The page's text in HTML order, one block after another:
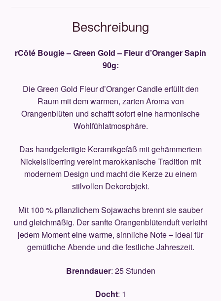
Beschreibung
rCôté Bougie – Green Gold – Fleur d’Oranger Sapin
90g:
Die Green Gold Fleur d’Oranger Candle erfüllt den
Raum mit dem warmen, zarten Aroma von
Orangenblüten und schafft sofort eine harmonische
Wohlfühlatmosphäre.
Das handgefertigte Keramikgefäß mit gehämmertem
Nickelsilberring vereint marokkanische Tradition mit
modernem Design und macht die Kerze zu einem
stilvollen Dekorobjekt.
Mit 100 % pflanzlichem Sojawachs brennt sie sauber
und gleichmäßig. Der sanfte Orangenblütenduft verleiht
jedem Moment eine warme, sinnliche Note – ideal für
gemütliche Abende und die festliche Jahreszeit.
Brenndauer: 25 Stunden
Docht: 1